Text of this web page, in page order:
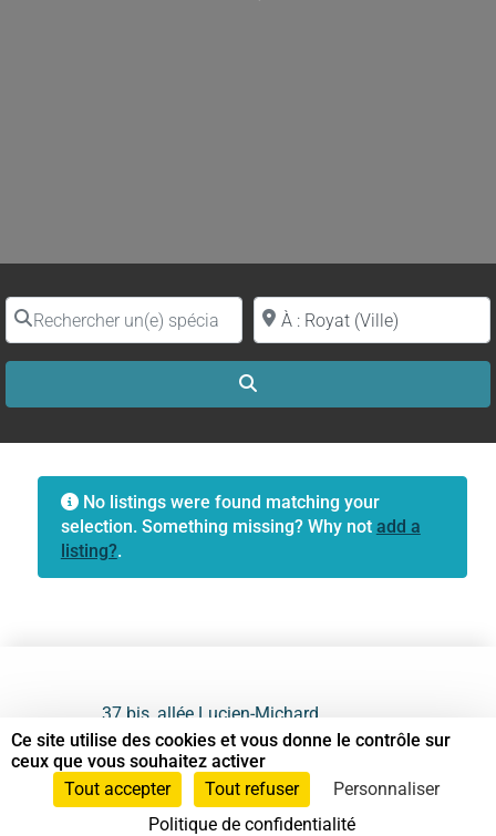
Rechercher un(e) spécialiste par nomProche de (ville ou région)
No listings were found matching your
selection. Something missing? Why not add a
listing?.
37 bis, allée Lucien-Michard
93190 Livry-Gargan
06 61 87 28 09
Ce site utilise des cookies et vous donne le contrôle sur
ceux que vous souhaitez activer
Tout accepter
Tout refuser
Personnaliser
Politique de confidentialité